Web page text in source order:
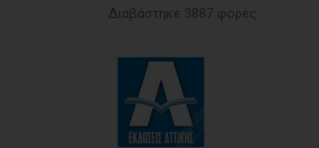
ΑΠΟΣΤΟΛΗ
ΑΡΘΡΩΝ
Διαβάστηκε 3887 φορές